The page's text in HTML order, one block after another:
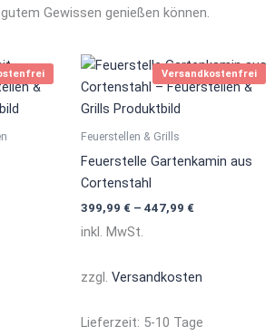
Gewissen genießen können.
Versandkostenfrei
Feuerstellen & Grills
Feuerstelle Gartenkamin aus
Cortenstahl
399,99 € – 447,99 €
inkl. MwSt.
zzgl. Versandkosten
Lieferzeit: 5-10 Tage